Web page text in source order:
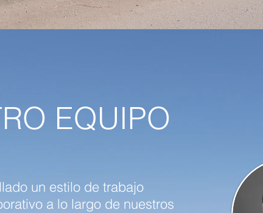
EQUIPO
un estilo de trabajo
a lo largo de nuestros